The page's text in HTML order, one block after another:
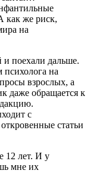
как же риск,
на
поехали дальше.
на
взрослых, а
даже обращается к
с
статьи
12 лет. И у
мне их